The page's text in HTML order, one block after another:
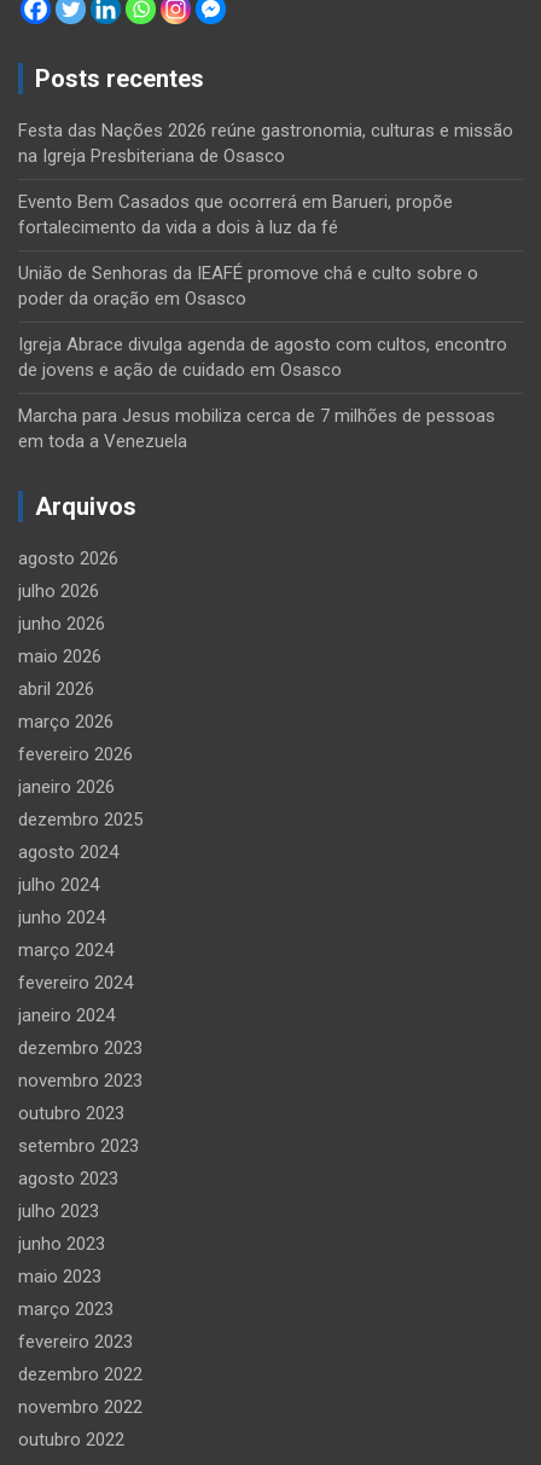
Posts recentes
Festa das Nações 2026 reúne gastronomia, culturas e missão
na Igreja Presbiteriana de Osasco
Evento Bem Casados que ocorrerá em Barueri, propõe
fortalecimento da vida a dois à luz da fé
União de Senhoras da IEAFÉ promove chá e culto sobre o
poder da oração em Osasco
Igreja Abrace divulga agenda de agosto com cultos, encontro
de jovens e ação de cuidado em Osasco
Marcha para Jesus mobiliza cerca de 7 milhões de pessoas
em toda a Venezuela
Arquivos
agosto 2026
julho 2026
junho 2026
maio 2026
abril 2026
março 2026
fevereiro 2026
janeiro 2026
dezembro 2025
agosto 2024
julho 2024
junho 2024
março 2024
fevereiro 2024
janeiro 2024
dezembro 2023
novembro 2023
outubro 2023
setembro 2023
agosto 2023
julho 2023
junho 2023
maio 2023
março 2023
fevereiro 2023
dezembro 2022
novembro 2022
outubro 2022